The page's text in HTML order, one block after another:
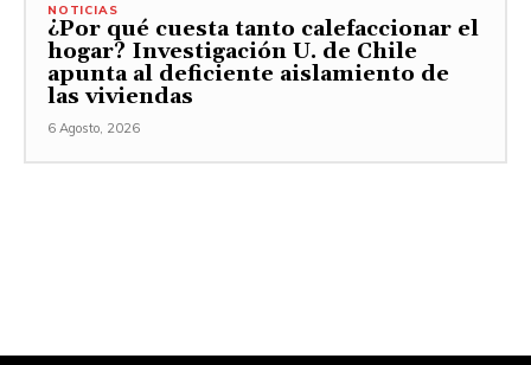
NOTICIAS
¿Por qué cuesta tanto calefaccionar el
hogar? Investigación U. de Chile
apunta al deficiente aislamiento de
las viviendas
6 Agosto, 2026